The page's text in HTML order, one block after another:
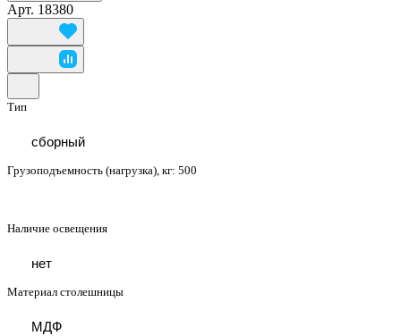
Арт. 18380
Тип
сборный
Грузоподъемность (нагрузка), кг: 500
Наличие освещения
нет
Материал столешницы
МДФ